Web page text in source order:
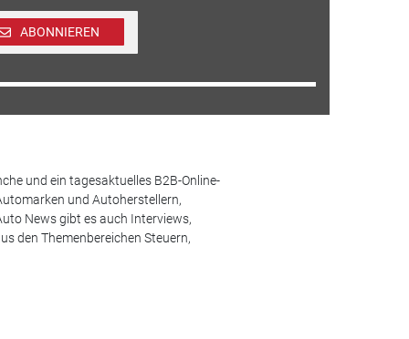
ABONNIEREN
und ein tagesaktuelles B2B-Online-
und Autoherstellern,
News gibt es auch Interviews,
den Themenbereichen Steuern,